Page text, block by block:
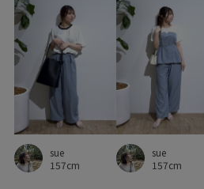
高級感
sue
157cm
sue
157cm